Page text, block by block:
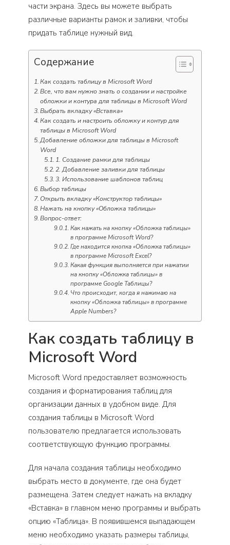
части экрана. Здесь вы можете выбрать
различные варианты рамок и заливки, чтобы
придать таблице нужный вид.
Содержание
Как создать таблицу в Microsoft Word
Все, что вам нужно знать о создании и настройке
обложки и контура для таблицы в Microsoft Word
Выбрать вкладку «Вставка»
Как создать и настроить обложку и контур для
таблицы в Microsoft Word
Добавление обложки для таблицы в Microsoft
Word
1. Создание рамки для таблицы
2. Добавление заливки для таблицы
3. Использование шаблонов таблиц
Выбор таблицы
Открыть вкладку «Конструктор таблицы»
Нажать на кнопку «Обложка таблицы»
Вопрос-ответ:
Как нажать на кнопку «Обложка таблицы»
в программе Microsoft Word?
Где находится кнопка «Обложка таблицы»
в программе Microsoft Excel?
Какая функция выполняется при нажатии
на кнопку «Обложка таблицы» в
программе Google Таблицы?
Что происходит, когда я нажимаю на
кнопку «Обложка таблицы» в программе
Apple Numbers?
Как создать таблицу в
Microsoft Word
Microsoft Word предоставляет возможность
создания и форматирования таблиц для
организации данных в удобном виде. Для
создания таблицы в Microsoft Word
пользователю предлагается использовать
соответствующую функцию программы.
Для начала создания таблицы необходимо
выбрать место в документе, где она будет
размещена. Затем следует нажать на вкладку
«Вставка» в главном меню программы и выбрать
опцию «Таблица». В появившемся выпадающем
меню необходимо указать размеры таблицы,